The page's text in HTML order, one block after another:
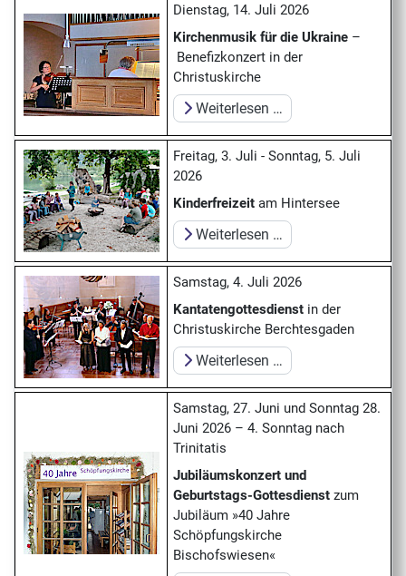
Dienstag, 14. Juli 2026
Kirchenmusik für die Ukraine –
Benefizkonzert in der
Christuskirche
Weiterlesen …
Freitag, 3. Juli - Sonntag, 5. Juli
2026
Kinderfreizeit am Hintersee
Weiterlesen …
Samstag, 4. Juli 2026
Kantatengottesdienst in der
Christuskirche Berchtesgaden
Weiterlesen …
Samstag, 27. Juni und Sonntag 28.
Juni 2026 – 4. Sonntag nach
Trinitatis
Jubiläumskonzert und
Geburtstags-Gottesdienst zum
Jubiläum »40 Jahre
Schöpfungskirche
Bischofswiesen«